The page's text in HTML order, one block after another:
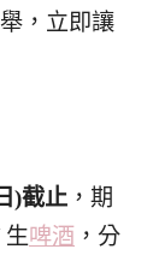
，立即讓
)截止 ，期
生啤酒 ，分